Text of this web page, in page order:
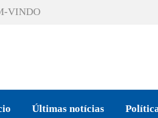
VINDO
Últimas notícias